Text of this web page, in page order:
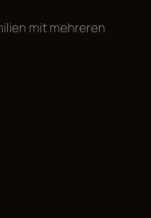
mit mehreren